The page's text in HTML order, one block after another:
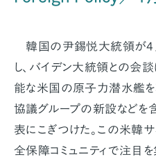
韓国の尹錫悦大統領が4
し、バイデン大統領との会
能な米国の原子力潜水艦
協議グループの新設などを
表にこぎつけた。この米韓
全保障コミュニティで注目を